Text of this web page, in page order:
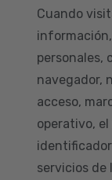
Cuando
personales,
navegador,
acceso,
operativo,
servicios de